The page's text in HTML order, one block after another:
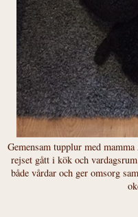
Gemensam tupplur med
rejset gått i kök och
både vårdar och ger omsorg